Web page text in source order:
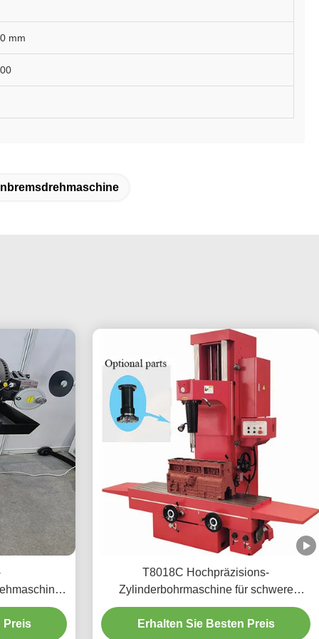
mm
T2009
Preis
T8018C Hochpräzisions-
Zylinderbohrmaschine für schwere
Fahrzeuge
Erhalten Sie Besten Preis